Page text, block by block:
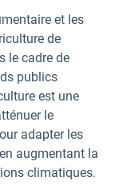
et les
de
le cadre de
publics
est une
le
adapter les
augmentant la
climatiques.